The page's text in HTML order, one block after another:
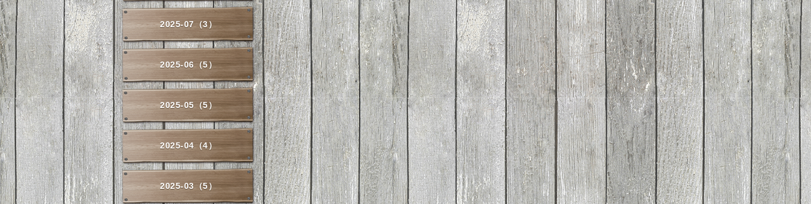
2025-07（3）
2025-06（5）
2025-05（5）
2025-04（4）
2025-03（5）